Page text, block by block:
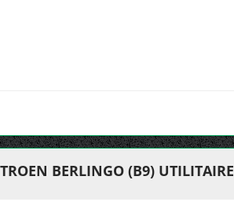
BERLINGO (B9) UTILITAIRE